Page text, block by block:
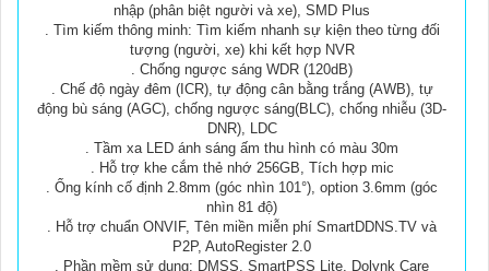
nhập (phân biệt người và xe), SMD Plus
. Tìm kiếm thông minh: Tìm kiếm nhanh sự kiện theo từng đối
tượng (người, xe) khi kết hợp NVR
. Chống ngược sáng WDR (120dB)
. Chế độ ngày đêm (ICR), tự động cân bằng trắng (AWB), tự
động bù sáng (AGC), chống ngược sáng(BLC), chống nhiễu (3D-
DNR), LDC
. Tầm xa LED ánh sáng ấm thu hình có màu 30m
. Hỗ trợ khe cắm thẻ nhớ 256GB, Tích hợp mic
. Ống kính cố định 2.8mm (góc nhìn 101°), option 3.6mm (góc
nhìn 81 độ)
. Hỗ trợ chuẩn ONVIF, Tên miền miễn phí SmartDDNS.TV và
P2P, AutoRegister 2.0
. Phần mềm sử dụng: DMSS, SmartPSS Lite, Dolynk Care